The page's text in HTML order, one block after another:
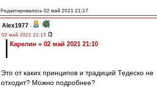
Редактировалось 02 май 2021 21:17
Alex1977 -
02 май 2021 21:15
Карелин » 02 май 2021 21:10
Это от каких принципов и традиций Тедеско не
отходит? Можно подробнее?